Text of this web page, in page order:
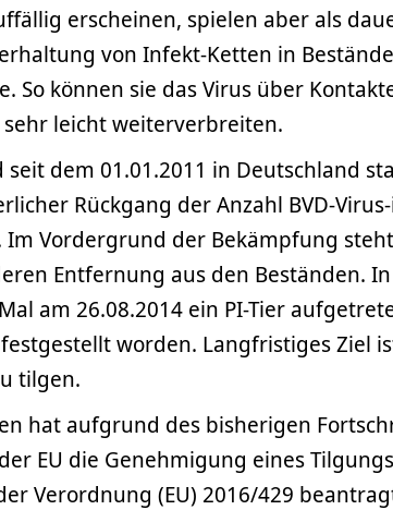
erscheinen, spielen aber als
von Infekt-Ketten in
So können sie das Virus über
sehr leicht weiterverbreiten.
seit dem 01.01.2011 in Deutschland
Rückgang der Anzahl BVD-
Im Vordergrund der Bekämpfung
Entfernung aus den Beständen.
am 26.08.2014 ein PI-Tier
worden. Langfristiges Ziel
tilgen.
hat aufgrund des bisherigen
EU die Genehmigung eines
Verordnung (EU) 2016/429